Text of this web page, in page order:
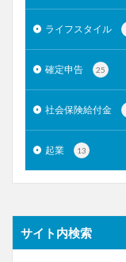
ライフスタイル
確定申告 25
社会保険給付金
起業 13
サイト内検索